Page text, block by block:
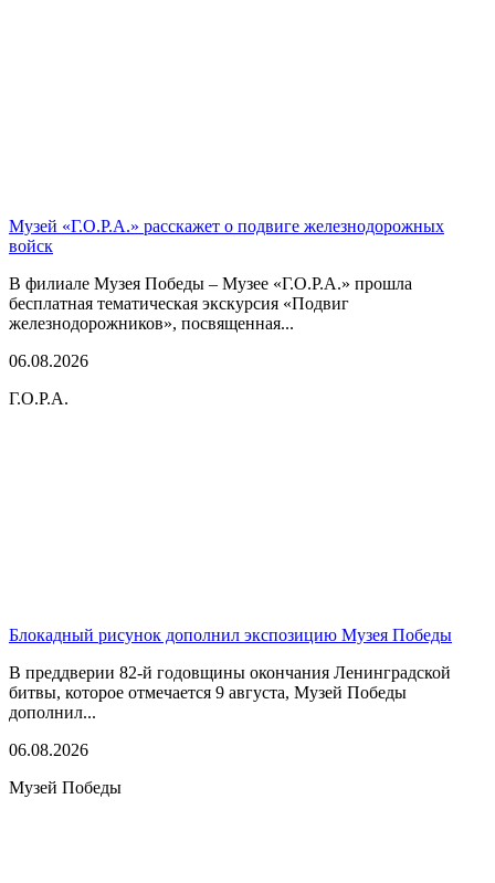
Музей «Г.О.Р.А.» расскажет о подвиге железнодорожных
войск
В филиале Музея Победы – Музее «Г.О.Р.А.» прошла
бесплатная тематическая экскурсия «Подвиг
железнодорожников», посвященная...
06.08.2026
Г.О.Р.А.
Блокадный рисунок дополнил экспозицию Музея Победы
В преддверии 82-й годовщины окончания Ленинградской
битвы, которое отмечается 9 августа, Музей Победы
дополнил...
06.08.2026
Музей Победы